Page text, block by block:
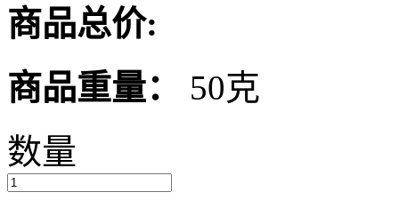
商品总价:
商品重量：
50克
数量